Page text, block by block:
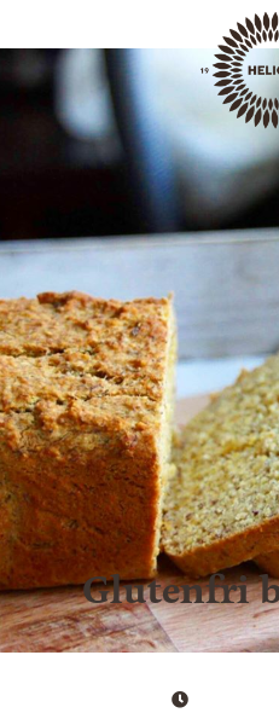
Glutenfri
Baking